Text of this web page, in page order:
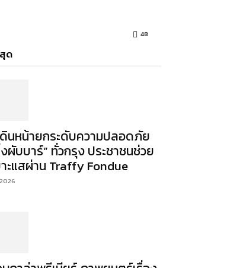
48
ด
นหน้ายกระดับความปลอดภัย
ผับบาร์” ทั่วกรุง ประชาชนช่วย
ะแสผ่าน Traffy Fondue